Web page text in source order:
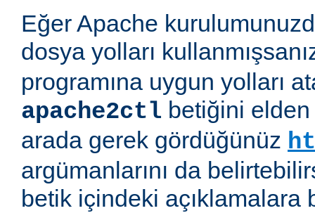
Eğer Apache
dosya yolları
programına uygun yolları
apache2ctl betiğini
arada gerek gördüğünüz
argümanlarını da
betik içindeki açıklamalara